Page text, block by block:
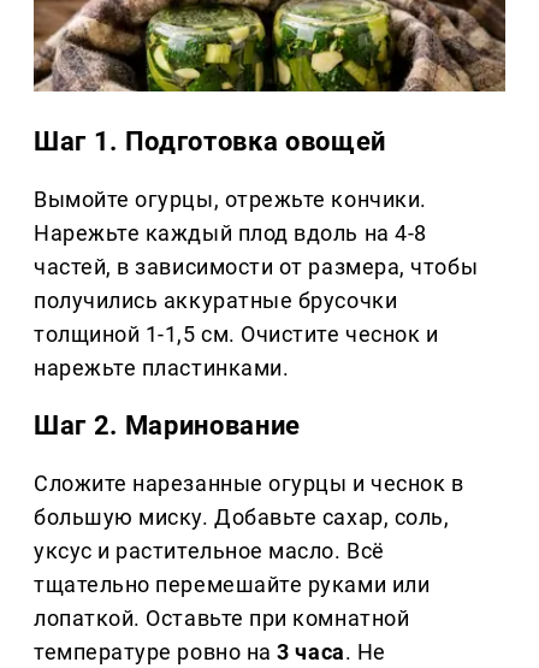
Шаг 1. Подготовка овощей
Вымойте огурцы, отрежьте кончики.
Нарежьте каждый плод вдоль на 4-8
частей, в зависимости от размера, чтобы
получились аккуратные брусочки
толщиной 1-1,5 см. Очистите чеснок и
нарежьте пластинками.
Шаг 2. Маринование
Сложите нарезанные огурцы и чеснок в
большую миску. Добавьте сахар, соль,
уксус и растительное масло. Всё
тщательно перемешайте руками или
лопаткой. Оставьте при комнатной
температуре ровно на3 часа. Не